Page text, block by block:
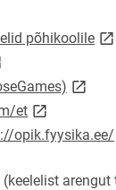
on new page
põhikoolile
opens on new
link
etlink opens on
opik.fyysika.ee/
opens on new
(keelelist